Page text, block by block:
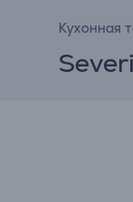
Кухонная